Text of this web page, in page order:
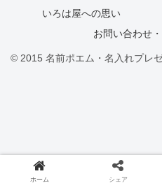
いろは屋への思い
お問い合わせ
© 2015 名前ポエム・名入れプレ
ホーム シェア